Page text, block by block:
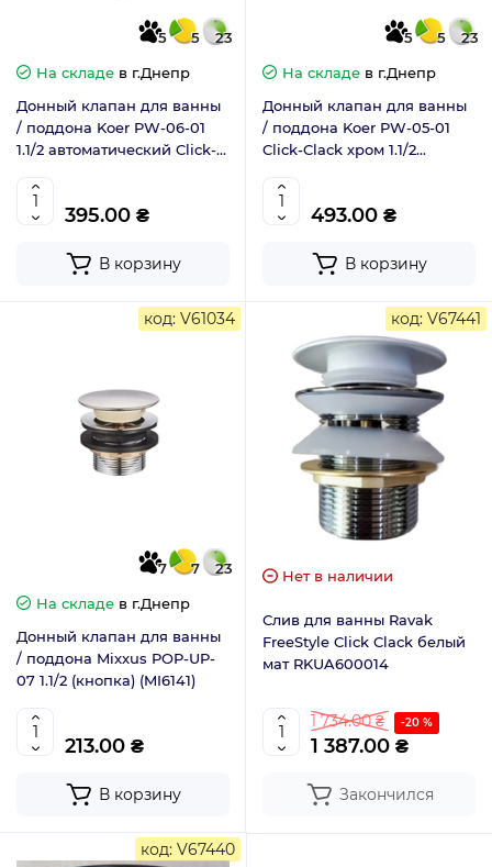
5 5
23
На складе в г.Днепр
Донный клапан для ванны
/ поддона Koer PW-06-01
1.1/2 автоматический Click-
395.00 ₴
В корзину
5 5
23
На складе в г.Днепр
Донный клапан для ванны
/ поддона Koer PW-05-01
Click-Clack хром 1.1/2
493.00 ₴
В корзину
код: V61034
7 7
23
На складе в г.Днепр
Донный клапан для ванны
/ поддона Mixxus POP-UP-
07 1.1/2 (кнопка) (MI6141)
213.00 ₴
В корзину
код: V67441
Нет в наличии
Слив для ванны Ravak
FreeStyle Click Clack белый
мат RKUA600014
1 734.00 ₴ -20 %
1 387.00 ₴
Закончился
код: V67440